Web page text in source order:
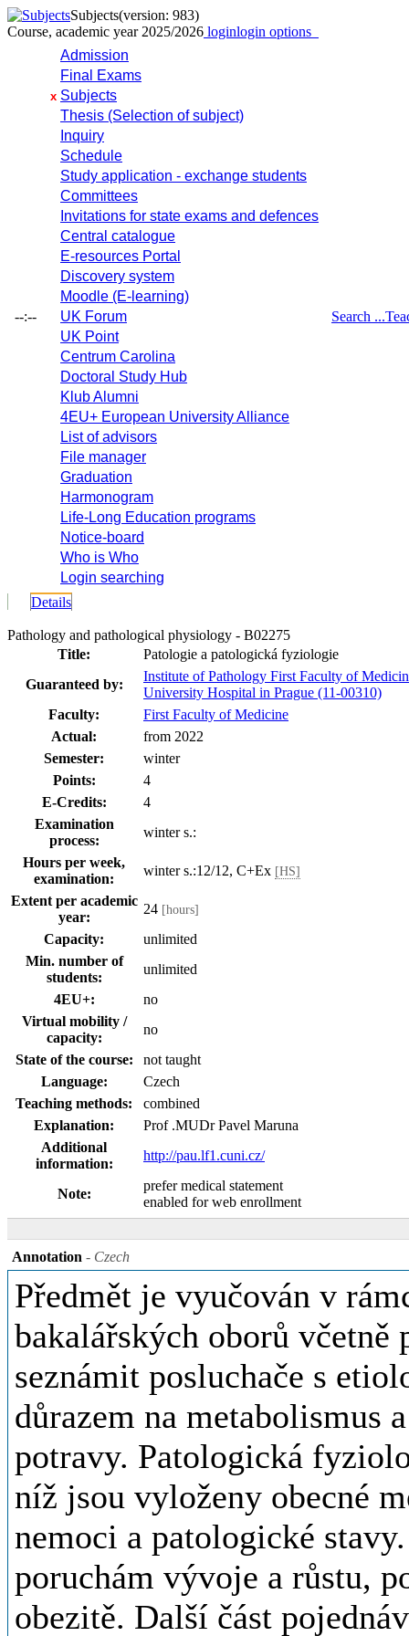
Subjects(version: 983)
Course, academic year 2025/2026 loginlogin options
--:--
Admission
Final Exams
x Subjects
Thesis (Selection of subject)
Inquiry
Schedule
Study application - exchange students
Committees
Invitations for state exams and defences
Central catalogue
E-resources Portal
Discovery system
Moodle (E-learning)
UK Forum
UK Point
Centrum Carolina
Doctoral Study Hub
Klub Alumni
4EU+ European University Alliance
List of advisors
File manager
Graduation
Harmonogram
Life-Long Education programs
Notice-board
Who is Who
Login searching
Search ...
Details
Pathology and pathological physiology - B02275
Title:
Patologie a patologická fyziologie
Guaranteed by:
Institute of Pathology First Faculty of
University Hospital in Prague (11-00310)
Faculty:
First Faculty of Medicine
Actual:
from 2022
Semester:
winter
Points:
4
E-Credits:
4
Examination
process:
winter s.:
Hours per week,
examination:
winter s.:12/12, C+Ex [HS]
Extent per academic
year:
24 [hours]
Capacity:
unlimited
Min. number of
students:
unlimited
4EU+:
no
Virtual mobility /
capacity:
no
State of the course:
not taught
Language:
Czech
Teaching methods:
combined
Explanation:
Prof .MUDr Pavel Maruna
Additional
information:
http://pau.lf1.cuni.cz/
Note:
prefer medical statement
enabled for web enrollment
Annotation - Czech
Předmět je vyučován v
bakalářských oborů
seznámit posluchače s
důrazem na metabolismus
potravy. Patologická
níž jsou vyloženy obecné
nemoci a patologické
poruchám vývoje a růstu,
obezitě. Další část